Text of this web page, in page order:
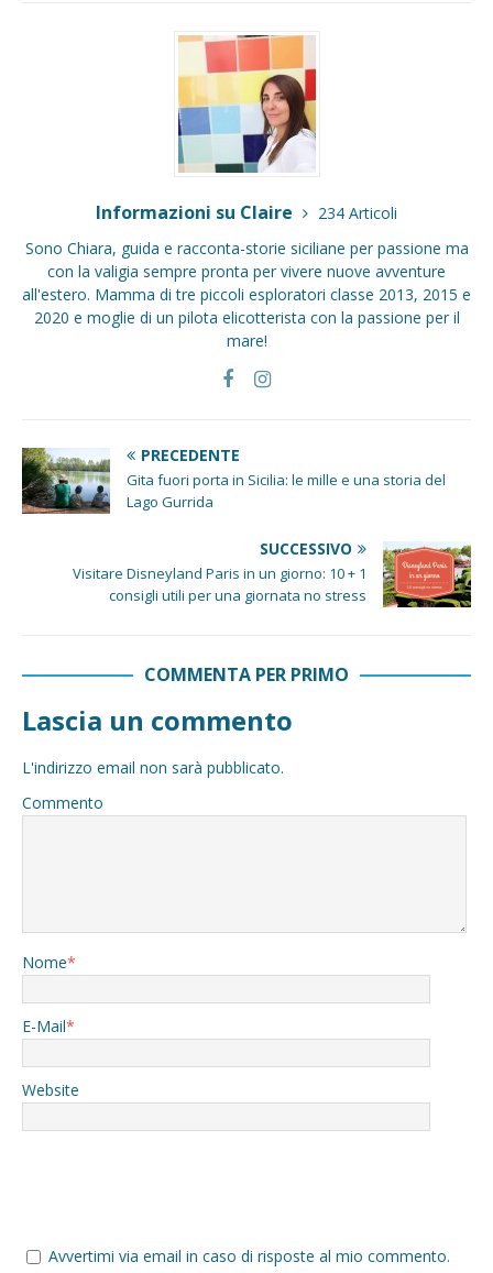
Informazioni su Claire
234 Articoli
Sono Chiara, guida e racconta-storie siciliane per passione ma
con la valigia sempre pronta per vivere nuove avventure
all'estero. Mamma di tre piccoli esploratori classe 2013, 2015 e
2020 e moglie di un pilota elicotterista con la passione per il
mare!
PRECEDENTE
Gita fuori porta in Sicilia: le mille e una storia del
Lago Gurrida
SUCCESSIVO
Visitare Disneyland Paris in un giorno: 10 + 1
consigli utili per una giornata no stress
COMMENTA PER PRIMO
Lascia un commento
L'indirizzo email non sarà pubblicato.
Commento
Nome*
E-Mail*
Website
Avvertimi via email in caso di risposte al mio commento.